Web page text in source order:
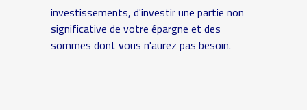
investissements, d'investir une partie non
significative de votre épargne et des
sommes dont vous n'aurez pas besoin.